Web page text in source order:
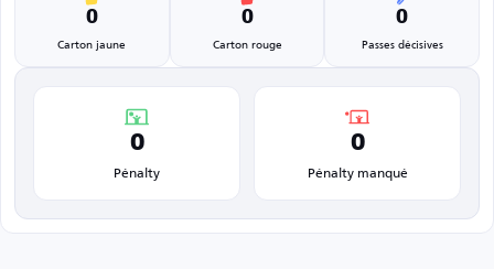
0
Carton jaune
0
Carton rouge
0
Passes décisives
0
Pénalty
0
Pénalty manqué